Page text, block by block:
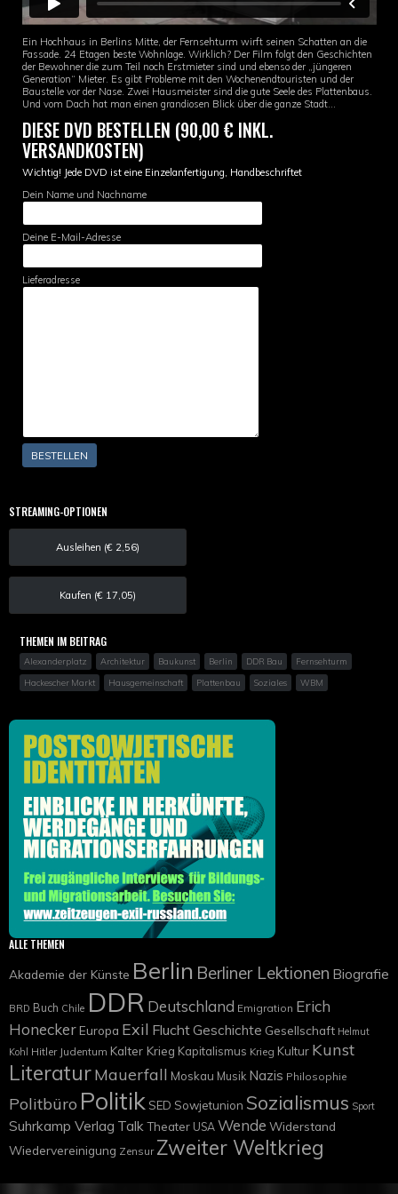
Ein Hochhaus in Berlins Mitte, der Fernsehturm wirft seinen Schatten an die
Fassade. 24 Etagen beste Wohnlage. Wirklich? Der Film folgt den Geschichten
der Bewohner die zum Teil noch Erstmieter sind und ebenso der „jüngeren
Generation“ Mieter. Es gibt Probleme mit den Wochenendtouristen und der
Baustelle vor der Nase. Zwei Hausmeister sind die gute Seele des Plattenbaus.
Und vom Dach hat man einen grandiosen Blick über die ganze Stadt…
DIESE DVD BESTELLEN (90,00 € INKL.
VERSANDKOSTEN)
Wichtig! Jede DVD ist eine Einzelanfertigung, Handbeschriftet
Dein Name und Nachname
Deine E-Mail-Adresse
Lieferadresse
STREAMING-OPTIONEN
Ausleihen (€ 2,56)
Kaufen (€ 17,05)
THEMEN IM BEITRAG
Alexanderplatz Architektur Baukunst Berlin DDR Bau
Fernsehturm
Hackescher Markt
Hausgemeinschaft Plattenbau Soziales WBM
ALLE THEMEN
Akademie der Künste Berlin Berliner Lektionen Biografie
BRD Buch Chile DDR Deutschland Emigration Erich
Honecker Europa Exil FluchtGeschichte Gesellschaft Helmut
Kohl Hitler Judentum Kalter Krieg Kapitalismus Krieg Kultur Kunst
Literatur Mauerfall Moskau Musik Nazis Philosophie
Politbüro Politik SED Sowjetunion Sozialismus Sport
Suhrkamp Verlag Talk Theater USA Wende Widerstand
Wiedervereinigung Zensur Zweiter Weltkrieg